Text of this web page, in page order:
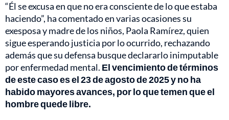
“Él se excusa en que no era consciente de lo que estaba
haciendo”, ha comentado en varias ocasiones su
exesposa y madre de los niños, Paola Ramírez, quien
sigue esperando justicia por lo ocurrido, rechazando
además que su defensa busque declararlo inimputable
por enfermedad mental. El vencimiento de términos
de este caso es el 23 de agosto de 2025 y no ha
habido mayores avances, por lo que temen que el
hombre quede libre.